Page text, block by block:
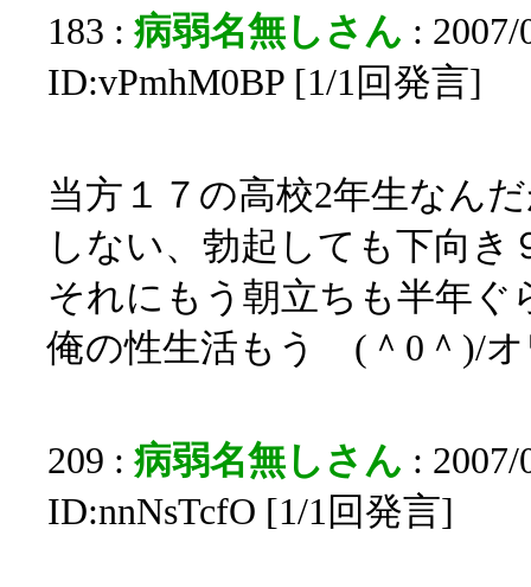
183 : 病弱名無しさん :
ID:vPmhM0BP [1/1回発言]
当方１７の高校2年生なん
しない、勃起しても下向き
それにもう朝立ちも半年ぐ
俺の性生活もう (＾0＾)/
209 : 病弱名無しさん :
ID:nnNsTcfO [1/1回発言]